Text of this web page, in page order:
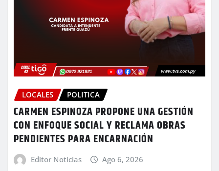
LOCALES POLITICA
CARMEN ESPINOZA PROPONE UNA GESTIÓN
CON ENFOQUE SOCIAL Y RECLAMA OBRAS
PENDIENTES PARA ENCARNACIÓN
Editor Noticias Ago 6, 2026